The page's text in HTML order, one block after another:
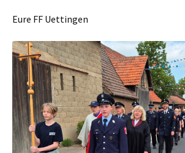
Eure FF Uettingen